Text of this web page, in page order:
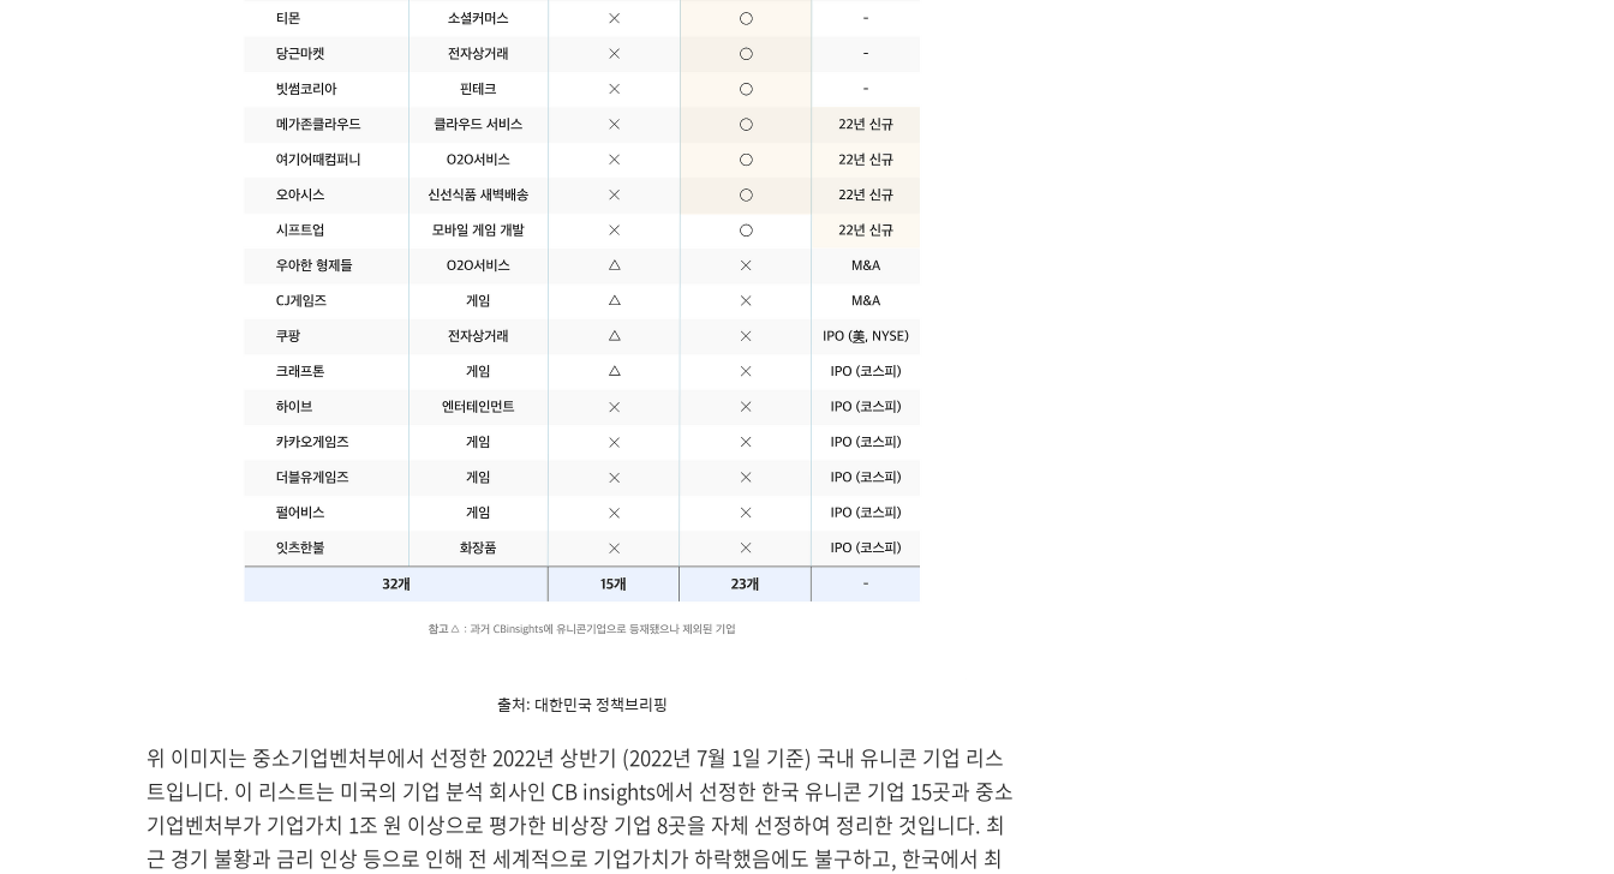
출처: 대한민국 정책브리핑
위 이미지는 중소기업벤처부에서 선정한 2022년 상반기 (2022년 7월 1일 기준) 국내 유니콘 기업 리스
트입니다. 이 리스트는 미국의 기업 분석 회사인 CB insights에서 선정한 한국 유니콘 기업 15곳과 중소
기업벤처부가 기업가치 1조 원 이상으로 평가한 비상장 기업 8곳을 자체 선정하여 정리한 것입니다. 최
근 경기 불황과 금리 인상 등으로 인해 전 세계적으로 기업가치가 하락했음에도 불구하고, 한국에서 최